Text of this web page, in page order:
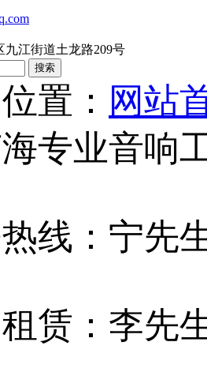
九江街道土龙路209号
置： 网站
专业音响
线：宁先
赁：李先